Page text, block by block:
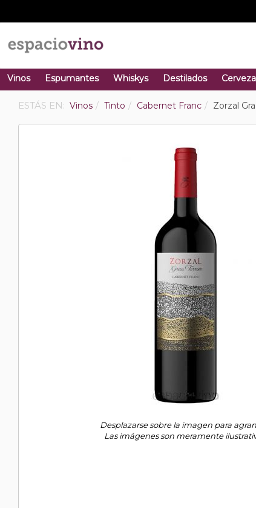
Vinos Espumantes Whiskys Destilados
ESTÁS EN: Vinos Tinto Cabernet Franc Zorzal
Desplazarse sobre la imagen para
Las imágenes son meramente